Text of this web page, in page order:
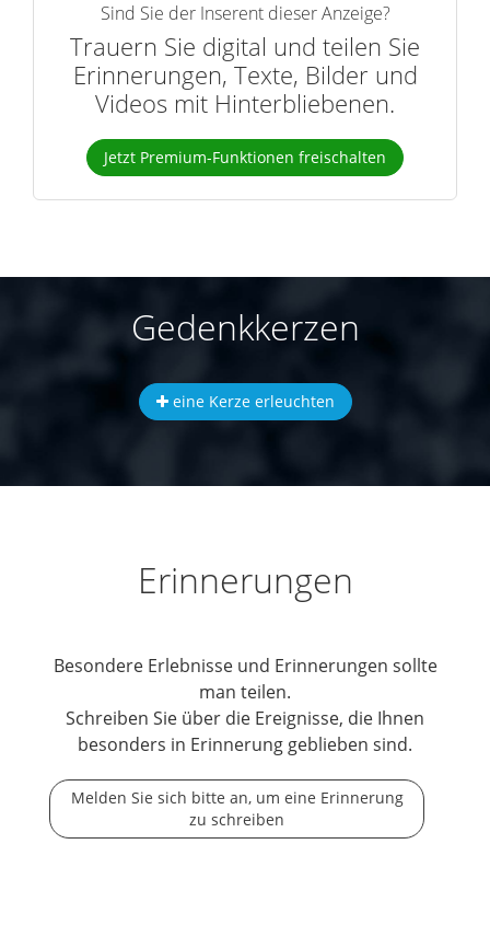
Sind Sie der Inserent dieser Anzeige?
Trauern Sie digital und teilen Sie
Erinnerungen, Texte, Bilder und
Videos mit Hinterbliebenen.
Jetzt Premium-Funktionen freischalten
Gedenkkerzen
eine Kerze erleuchten
Erinnerungen
Besondere Erlebnisse und Erinnerungen sollte
man teilen.
Schreiben Sie über die Ereignisse, die Ihnen
besonders in Erinnerung geblieben sind.
Melden Sie sich bitte an, um eine Erinnerung
zu schreiben